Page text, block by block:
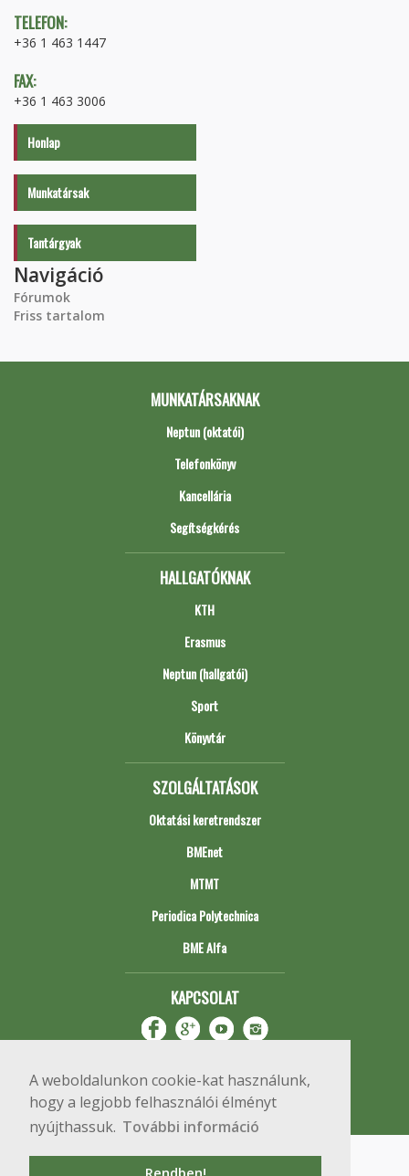
A weboldalunkon cookie-kat használunk,
hogy a legjobb felhasználói élményt
nyújthassuk. További információ
TELEFON:
+36 1 463 1447
FAX:
+36 1 463 3006
Honlap
Munkatársak
Tantárgyak
Navigáció
Fórumok
Friss tartalom
MUNKATÁRSAKNAK
Neptun (oktatói)
Telefonkönyv
Kancellária
Segítségkérés
HALLGATÓKNAK
KTH
Erasmus
Neptun (hallgatói)
Sport
Könyvtár
SZOLGÁLTATÁSOK
Oktatási keretrendszer
BMEnet
MTMT
Periodica Polytechnica
BME Alfa
KAPCSOLAT
Copyright © 2020 BME Építőmérnöki Kar